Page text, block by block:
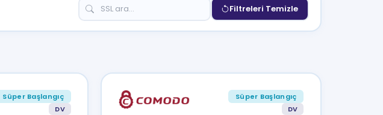
Filtreleri Temizle
Süper Başlangıç
DV
Süper Başlangıç
DV